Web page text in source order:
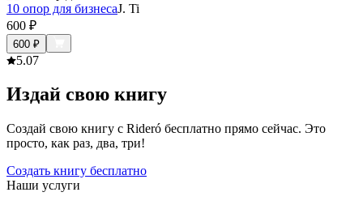
10 опор для бизнесаJ. Ti
600 ₽
600 ₽
5.07
Издай свою книгу
Создай свою книгу с Rideró бесплатно прямо сейчас. Это
просто, как раз, два, три!
Создать книгу бесплатно
Наши услуги